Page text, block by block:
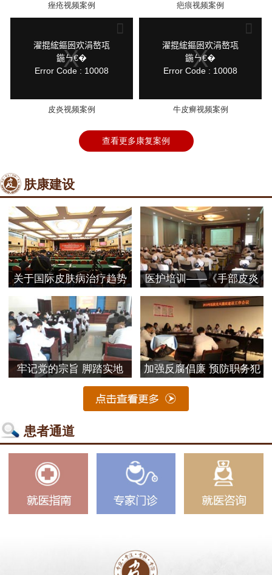
痤疮视频案例
疤痕视频案例
濯掍綋鏂囦欢涓嶅瓨
鍦ㄣ€�
Error Code : 10008
鍏
棴
獥
皮炎视频案例
濯掍綋鏂囦欢涓嶅瓨
鍦ㄣ€�
Error Code : 10008
鍏
棴
獥
牛皮癣视频案例
查看更多康复案例
肤康建设
关于国际皮肤病治疗趋势
探
医护培训——《手部皮炎
的
牢记党的宗旨 脚踏实地 加强反腐倡廉 预防职务犯
患者通道